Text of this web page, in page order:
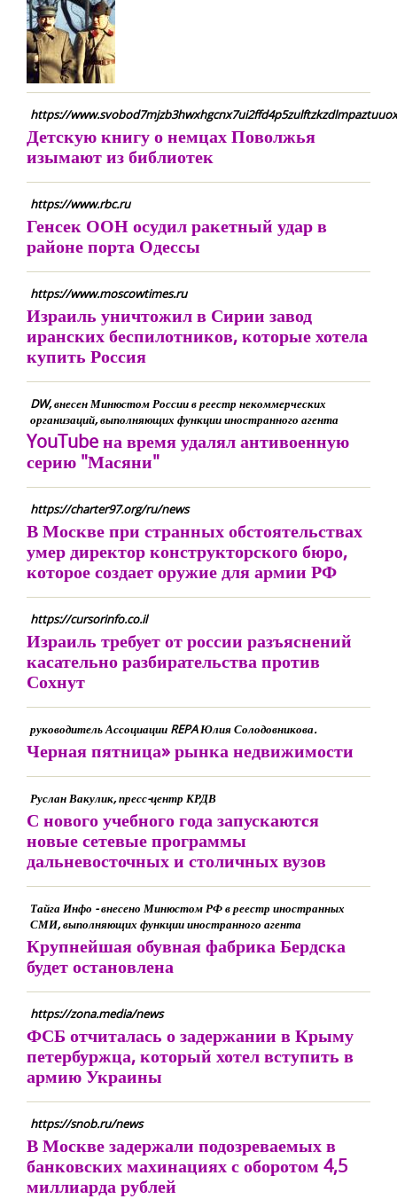
https://
Детскую книгу о немцах Поволжья
изымают из библиотек
https://www.rbc.ru
Генсек ООН осудил ракетный удар в
районе порта Одессы
https://www.moscowtimes.ru
Израиль уничтожил в Сирии завод
иранских беспилотников, которые хотела
купить Россия
DW, внесен Минюстом России в реестр некоммерческих
организаций, выполняющих функции иностранного агента
YouTube на время удалял антивоенную
серию "Масяни"
https://charter97.org/ru/news
В Москве при странных обстоятельствах
умер директор конструкторского бюро,
которое создает оружие для армии РФ
https://cursorinfo.co.il
Израиль требует от россии разъяснений
касательно разбирательства против
Сохнут
руководитель Ассоциации REPA Юлия Солодовникова.
Черная пятница» рынка недвижимости
Руслан Вакулик, пресс-центр КРДВ
С нового учебного года запускаются
новые сетевые программы
дальневосточных и столичных вузов
Тайга Инфо - внесено Минюстом РФ в реестр иностранных
СМИ, выполняющих функции иностранного агента
Крупнейшая обувная фабрика Бердска
будет остановлена
https://zona.media/news
ФСБ отчиталась о задержании в Крыму
петербуржца, который хотел вступить в
армию Украины
https://snob.ru/news
В Москве задержали подозреваемых в
банковских махинациях с оборотом 4,5
миллиарда рублей